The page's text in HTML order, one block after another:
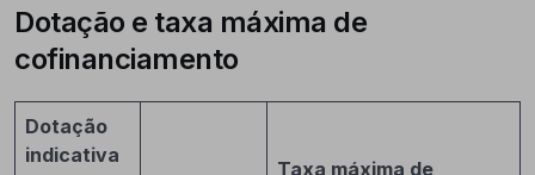
Dotação e taxa máxima de
cofinanciamento
Dotação
indicativa
Taxa máxima de